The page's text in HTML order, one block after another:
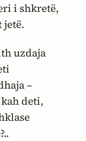
i shkretë,
jetë.
uzdaja
–
deti,